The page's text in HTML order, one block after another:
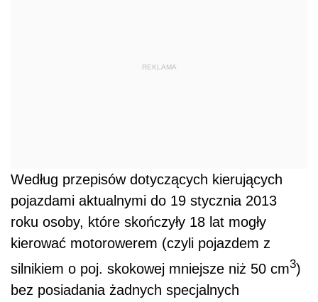
REKLAMA
Według przepisów dotyczących kierujących
pojazdami aktualnymi do 19 stycznia 2013
roku osoby, które skończyły 18 lat mogły
kierować motorowerem (czyli pojazdem z
silnikiem o poj. skokowej mniejsze niż 50 cm3)
bez posiadania żadnych specjalnych